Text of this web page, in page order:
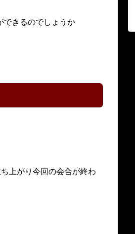
できるのでしょうか
上がり今回の会合が終わ